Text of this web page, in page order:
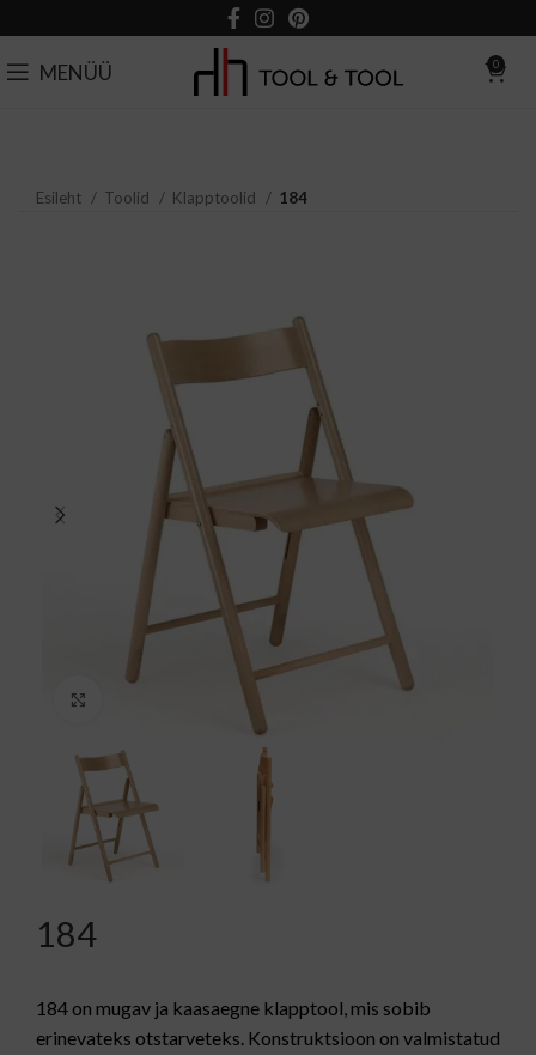
MENÜÜ 0
Esileht Toolid Klapptoolid 184
Kliki suurendamiseks
184
184 on mugav ja kaasaegne klapptool, mis sobib
erinevateks otstarveteks. Konstruktsioon on valmistatud